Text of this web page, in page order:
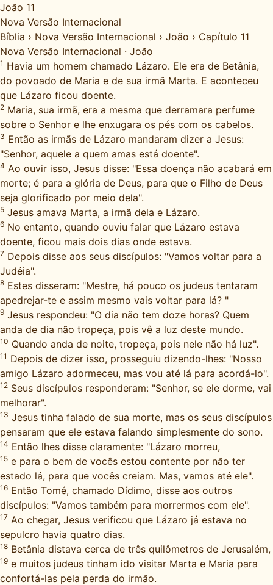
João 11
Nova Versão Internacional
Bíblia › Nova Versão Internacional › João › Capítulo 11
Nova Versão Internacional · João
1 Havia um homem chamado Lázaro. Ele era de Betânia,
do povoado de Maria e de sua irmã Marta. E aconteceu
que Lázaro ficou doente.
2 Maria, sua irmã, era a mesma que derramara perfume
sobre o Senhor e lhe enxugara os pés com os cabelos.
3 Então as irmãs de Lázaro mandaram dizer a Jesus:
"Senhor, aquele a quem amas está doente".
4 Ao ouvir isso, Jesus disse: "Essa doença não acabará em
morte; é para a glória de Deus, para que o Filho de Deus
seja glorificado por meio dela".
5 Jesus amava Marta, a irmã dela e Lázaro.
6 No entanto, quando ouviu falar que Lázaro estava
doente, ficou mais dois dias onde estava.
7 Depois disse aos seus discípulos: "Vamos voltar para a
Judéia".
8 Estes disseram: "Mestre, há pouco os judeus tentaram
apedrejar-te e assim mesmo vais voltar para lá? "
9 Jesus respondeu: "O dia não tem doze horas? Quem
anda de dia não tropeça, pois vê a luz deste mundo.
10 Quando anda de noite, tropeça, pois nele não há luz".
11 Depois de dizer isso, prosseguiu dizendo-lhes: "Nosso
amigo Lázaro adormeceu, mas vou até lá para acordá-lo".
12 Seus discípulos responderam: "Senhor, se ele dorme, vai
melhorar".
13 Jesus tinha falado de sua morte, mas os seus discípulos
pensaram que ele estava falando simplesmente do sono.
14 Então lhes disse claramente: "Lázaro morreu,
15 e para o bem de vocês estou contente por não ter
estado lá, para que vocês creiam. Mas, vamos até ele".
16 Então Tomé, chamado Dídimo, disse aos outros
discípulos: "Vamos também para morrermos com ele".
17 Ao chegar, Jesus verificou que Lázaro já estava no
sepulcro havia quatro dias.
18 Betânia distava cerca de três quilômetros de Jerusalém,
19 e muitos judeus tinham ido visitar Marta e Maria para
confortá-las pela perda do irmão.